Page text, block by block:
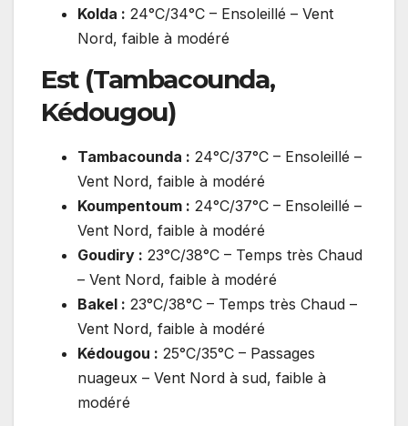
Kolda : 24°C/34°C – Ensoleillé – Vent
Nord, faible à modéré
Est (Tambacounda,
Kédougou)
Tambacounda : 24°C/37°C – Ensoleillé –
Vent Nord, faible à modéré
Koumpentoum : 24°C/37°C – Ensoleillé –
Vent Nord, faible à modéré
Goudiry : 23°C/38°C – Temps très Chaud
– Vent Nord, faible à modéré
Bakel : 23°C/38°C – Temps très Chaud –
Vent Nord, faible à modéré
Kédougou : 25°C/35°C – Passages
nuageux – Vent Nord à sud, faible à
modéré